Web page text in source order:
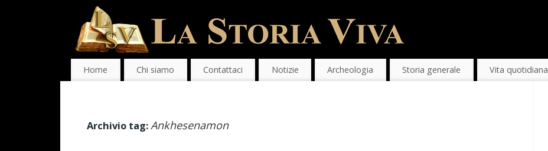
Home Chi siamo Contattaci Notizie Archeologia Storia generale Vita quotidiana
Archivio tag:Ankhesenamon